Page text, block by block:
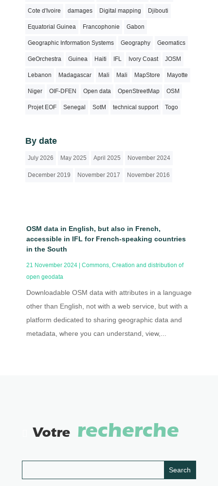
Cote d'Ivoire damages Digital mapping Djibouti
Equatorial Guinea Francophonie Gabon
Geographic Information Systems Geography Geomatics
GeOrchestra Guinea Haiti IFL Ivory Coast JOSM
Lebanon Madagascar Mali Mali MapStore Mayotte
Niger OIF-DFEN Open data OpenStreetMap OSM
Projet EOF Senegal SotM technical support Togo
By date
July 2026 May 2025 April 2025 November 2024
December 2019 November 2017 November 2016
OSM data in English, but also in French,
accessible in IFL for French-speaking countries
in the South
21 November 2024| Commons, Creation and distribution of
open geodata
Downloadable OSM data with attributes in a language
other than English, not with a web service, but with a
platform dedicated to sharing geographic data and
metadata, where you can understand, view,...
Votrerecherche